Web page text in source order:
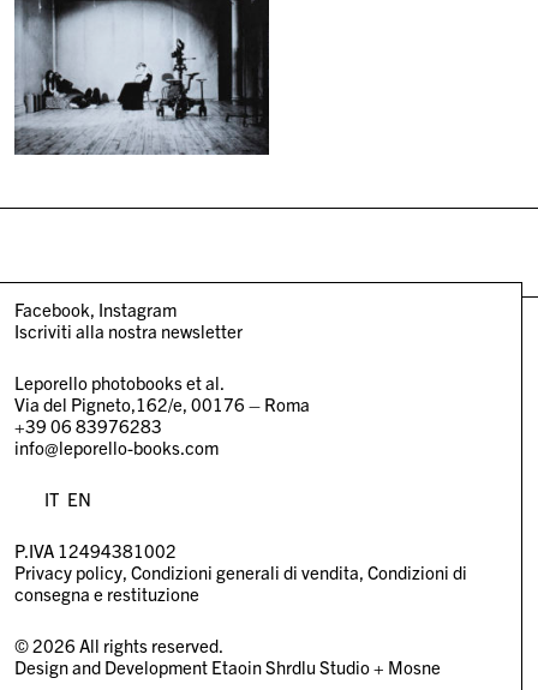
Facebook Instagram
Iscriviti alla nostra newsletter
Leporello photobooks et al.
Via del Pigneto,162/e, 00176 – Roma
+39 06 83976283
info@leporello-books.com
IT EN
P.IVA 12494381002
Privacy policy Condizioni generali di vendita Condizioni di
consegna e restituzione
© 2026 All rights reserved.
Design and Development Etaoin Shrdlu Studio+ Mosne